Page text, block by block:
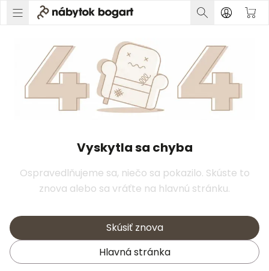
Vyskytla sa chyba
Ospravedlňujeme sa, niečo sa pokazilo. Skúste to
znova alebo sa vráťte na hlavnú stránku.
Skúsiť znova
Hlavná stránka